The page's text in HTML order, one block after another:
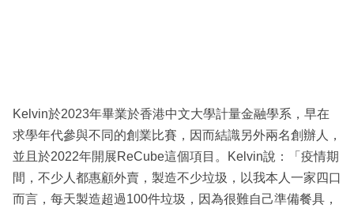
Kelvin於2023年畢業於香港中文大學計量金融學系，早在
求學年代參與不同的創業比賽，因而結識另外兩名創辦人，
並且於2022年開展ReCube這個項目。Kelvin說：「疫情期
間，不少人都惠顧外賣，製造不少垃圾，以我本人一家四口
而言，每天製造超過100件垃圾，因為很難自己準備餐具，